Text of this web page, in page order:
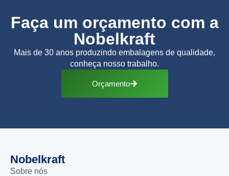
Faça um orçamento com a
Nobelkraft
Mais de 30 anos produzindo embalagens de qualidade,
conheça nosso trabalho.
Orçamento
Nobelkraft
Sobre nós